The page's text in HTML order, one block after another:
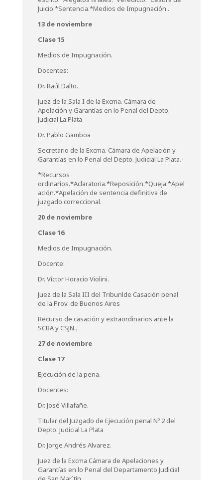
Juicio.*Sentencia.*Medios de Impugnación..
13 de noviembre
Clase 15
Medios de Impugnación.
Docentes:
Dr. Raúl Dalto.
Juez de la Sala I de la Excma. Cámara de
Apelación y Garantías en lo Penal del Depto.
Judicial La Plata
Dr. Pablo Gamboa
Secretario de la Excma. Cámara de Apelación y
Garantías en lo Penal del Depto. Judicial La Plata.-
*Recursos
ordinarios.*Aclaratoria.*Reposición.*Queja.*Apel
ación.*Apelación de sentencia definitiva de
juzgado correccional.
20 de noviembre
Clase 16
Medios de Impugnación.
Docente:
Dr. Víctor Horacio Violini.
Juez de la Sala III del Tribunlde Casación penal
de la Prov. de Buenos Aires
Recurso de casación y extraordinarios ante la
SCBA y CSJN..
27 de noviembre
Clase 17
Ejecución de la pena.
Docentes:
Dr. José Villafañe.
Titular del Juzgado de Ejecución penal Nº 2 del
Depto. Judicial La Plata
Dr. Jorge Andrés Alvarez.
Juez de la Excma Cámara de Apelaciones y
Garantías en lo Penal del Departamento Judicial